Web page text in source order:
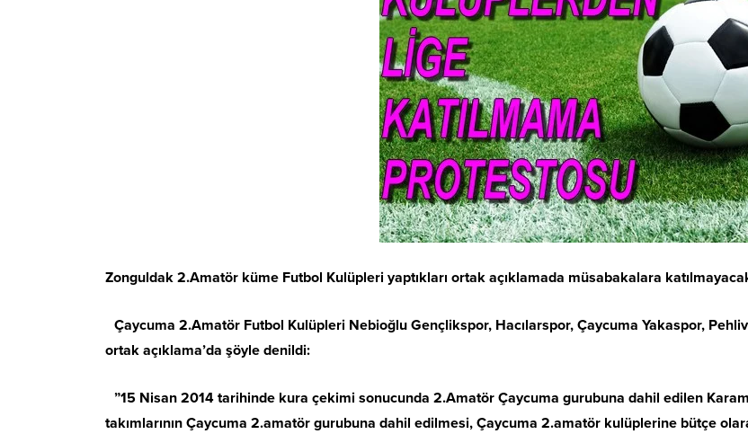
Zonguldak 2.Amatör küme Futbol Kulüpleri yaptıkları ortak açıklamada müsabakalara
Çaycuma 2.Amatör Futbol Kulüpleri Nebioğlu Gençlikspor, Hacılarspor, Çaycuma Yakaspor,
ortak açıklama’da şöyle denildi:
”15 Nisan 2014 tarihinde kura çekimi sonucunda 2.Amatör Çaycuma gurubuna dahil edilen
takımlarının Çaycuma 2.amatör gurubuna dahil edilmesi, Çaycuma 2.amatör kulüplerine bütçe